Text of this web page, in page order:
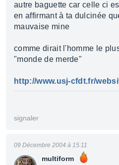
autre baguette car celle ci
en affirmant à ta dulcinée
mauvaise mine
comme dirait l'homme le
"monde de merde"
http://www.usj-cfdt.fr/
signaler
multiform
09 Décembre 2004 à 15:11